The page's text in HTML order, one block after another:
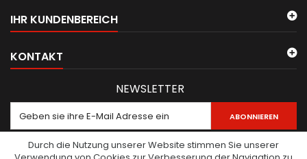
IHR KUNDENBEREICH
KONTAKT
NEWSLETTER
ABONNIEREN
Durch die Nutzung unserer Website stimmen Sie unserer